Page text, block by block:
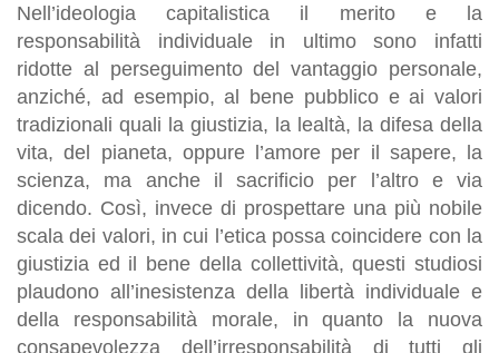
Nell’ideologia capitalistica il merito e la
responsabilità individuale in ultimo sono infatti
ridotte al perseguimento del vantaggio personale,
anziché, ad esempio, al bene pubblico e ai valori
tradizionali quali la giustizia, la lealtà, la difesa della
vita, del pianeta, oppure l’amore per il sapere, la
scienza, ma anche il sacrificio per l’altro e via
dicendo. Così, invece di prospettare una più nobile
scala dei valori, in cui l’etica possa coincidere con la
giustizia ed il bene della collettività, questi studiosi
plaudono all’inesistenza della libertà individuale e
della responsabilità morale, in quanto la nuova
consapevolezza dell’irresponsabilità di tutti gli